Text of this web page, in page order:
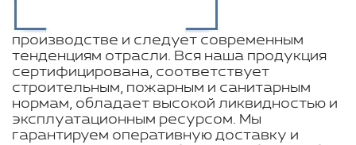
производстве и следует современным
тенденциям отрасли. Вся наша продукция
сертифицирована, соответствует
строительным, пожарным и санитарным
нормам, обладает высокой ликвидностью и
эксплуатационным ресурсом. Мы
гарантируем оперативную доставку и